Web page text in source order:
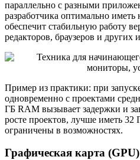
параллельно с разными
разработчика оптимально
обеспечит стабильную работу
редакторов, браузеров и других
Пример из практики: при
одновременно с проектами
ГБ RAM вызывает задержки и
росте проектов, лучше иметь
ограничены в возможностях.
Графическая карта (GPU)